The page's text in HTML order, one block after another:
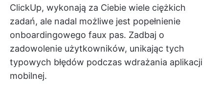
ClickUp, wykonają za Ciebie wiele ciężkich
zadań, ale nadal możliwe jest popełnienie
onboardingowego faux pas. Zadbaj o
zadowolenie użytkowników, unikając tych
typowych błędów podczas wdrażania aplikacji
mobilnej.